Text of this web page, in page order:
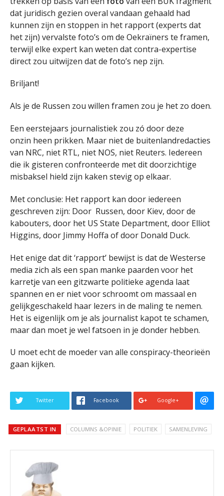
dat juridisch gezien overal vandaan gehaald had
kunnen zijn en stoppen in het rapport (experts dat
het zijn) vervalste foto’s om de Oekraïners te framen,
terwijl elke expert kan weten dat contra-expertise
direct zou uitwijzen dat de foto’s nep zijn.
Briljant!
Als je de Russen zou willen framen zou je het zo doen.
Een eerstejaars journalistiek zou zó door deze
onzin heen prikken. Maar niet de buitenlandredacties
van NRC, niet RTL, niet NOS, niet Reuters. Iedereen
die ik gisteren confronteerde met dit doorzichtige
misbaksel hield zijn kaken stevig op elkaar.
Met conclusie: Het rapport kan door iedereen
geschreven zijn: Door Russen, door Kiev, door de
kabouters, door het US State Department, door Elliot
Higgins, door Jimmy Hoffa of door Donald Duck.
Het enige dat dit ‘rapport’ bewijst is dat de Westerse
media zich als een span manke paarden voor het
karretje van een gitzwarte politieke agenda laat
spannen en er niet voor schroomt om massaal en
gelijkgeschakeld haar lezers in de maling te nemen.
Het is eigenlijk om je als journalist kapot te schamen,
maar dan moet je wel fatsoen in je donder hebben.
U moet echt de moeder van alle conspiracy-theorieën
gaan kijken.
Twitter Facebook Google+
GEPLAATST IN COLUMNS &OPINIE POLITIEK SAMENLEVING